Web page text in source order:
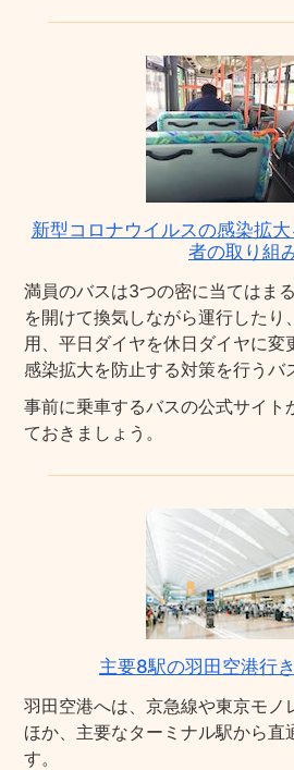
新型コロナウイルスの感染拡
者の取り組
満員のバスは3つの密に当てはま
を開けて換気しながら運行したり
用、平日ダイヤを休日ダイヤに変
感染拡大を防止する対策を行うバ
事前に乗車するバスの公式サイト
ておきましょう。
主要8駅の羽田空港行
羽田空港へは、京急線や東京モノ
ほか、主要なターミナル駅から直
す。